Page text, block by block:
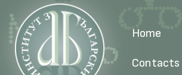
content
Home
Contacts